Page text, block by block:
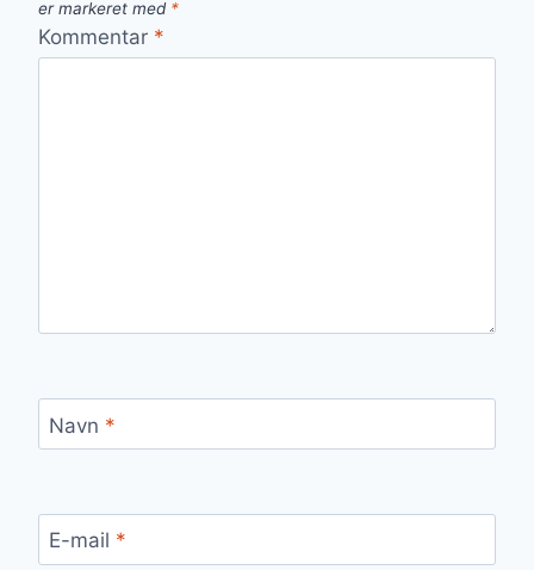
er markeret med *
Kommentar *
Navn *
E-mail *